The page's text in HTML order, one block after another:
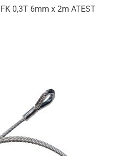
0,3T 6mm x 2m ATEST